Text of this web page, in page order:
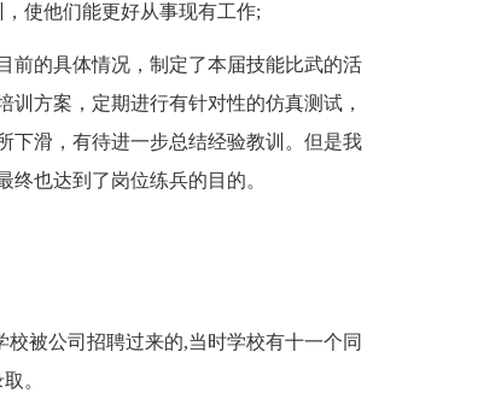
使他们能更好从事现有工作;
的具体情况，制定了本届技能比武的活
方案，定期进行有针对性的仿真测试，
下滑，有待进一步总结经验教训。但是我
也达到了岗位练兵的目的。
被公司招聘过来的,当时学校有十一个同
。